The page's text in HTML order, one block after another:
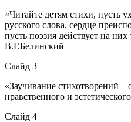
«Читайте детям стихи, пусть
русского слова, сердце
пусть поэзия действует на
В.Г.Белинский
Слайд 3
«Заучивание стихотворений –
нравственного и
Слайд 4